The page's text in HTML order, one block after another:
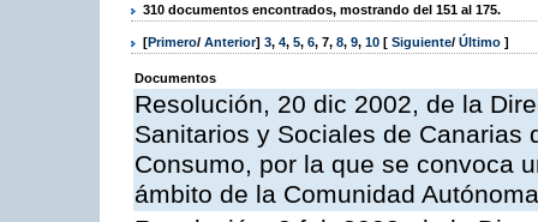
310 documentos encontrados, mostrando del 151 al 175.
[Primero/ Anterior] 3, 4, 5, 6, 7, 8, 9, 10 [ Siguiente/ Último ]
Documentos
Resolución, 20 dic 2002, de la
Sanitarios y Sociales de Canarias
Consumo, por la que se convoca
ámbito de la Comunidad